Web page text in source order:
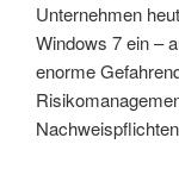
Unternehmen
Windows 7 ein –
enorme